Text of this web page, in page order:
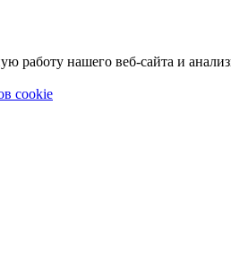
нашего веб-сайта и
cookie